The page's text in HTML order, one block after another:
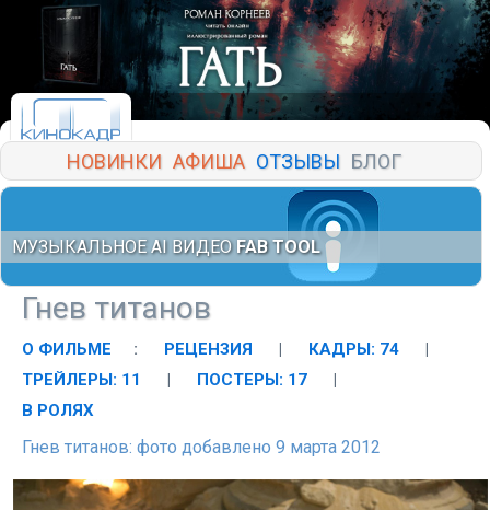
НОВИНКИ АФИША ОТЗЫВЫ БЛОГ
МУЗЫКАЛЬНОЕ AI ВИДЕО FAB TOOL
Гнев титанов
О ФИЛЬМЕ : РЕЦЕНЗИЯ | КАДРЫ: 74
|
ТРЕЙЛЕРЫ: 11
| ПОСТЕРЫ: 17
|
В РОЛЯХ
Гнев титанов: фото добавлено 9 марта 2012